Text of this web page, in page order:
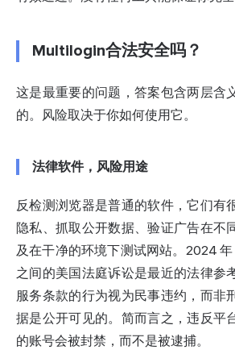
Multilogin合法安全吗？
这是最重要的问题，答案包含两层含
的。风险取决于你如何使用它。
法律软件，风险用途
反检测浏览器是普通的软件，它们有
隐私、抓取公开数据、验证广告在不
及在干净的环境下测试网站。2024 年
之间的美国法庭诉讼是最近的法律参
服务条款的行为视为民事违约，而非
据是公开可见的。简而言之，违反平
的账号会被封禁，而不是被逮捕。